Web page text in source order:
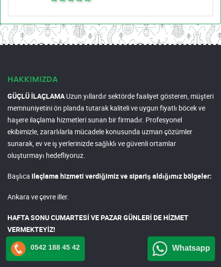
HAKKIMIZDA
GÜÇLÜ İLAÇLAMAUzun yıllardır sektörde faaliyet gösteren, müşteri
memnuniyetini ön planda tutarak kaliteli ve uygun fiyatlı böcek ve
haşere ilaçlama hizmetleri sunan bir firmadır. Profesyonel
ekibimizle, zararlılarla mücadele konusunda uzman çözümler
sunarak, ev ve iş yerlerinizde sağlıklı ve güvenli ortamlar
oluşturmayı hedefliyoruz.
Başlıca ilaçlama hizmeti verdiğimiz ve sipariş aldığımız bölgeler:
Ankara ve çevre iller.
HAFTA SONU CUMARTESİ VE PAZAR GÜNLERİ DE HİZMET
VERMEKTEYİZ!
HİZMETLERİMİZ
0542 188 45 42 Whatsapp